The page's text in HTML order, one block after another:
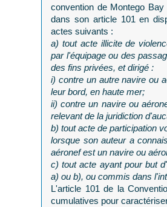
convention de Montego
dans son article 101 en
actes suivants :
a) tout acte illicite de
par l'équipage ou des
des fins privées, et dirigé :
i) contre un autre navire ou
leur bord, en haute mer;
ii) contre un navire ou
relevant de la juridiction
b) tout acte de participation
lorsque son auteur a
aéronef est un navire ou
c) tout acte ayant pour but
a) ou b), ou commis dans
L'article 101 de la
cumulatives pour